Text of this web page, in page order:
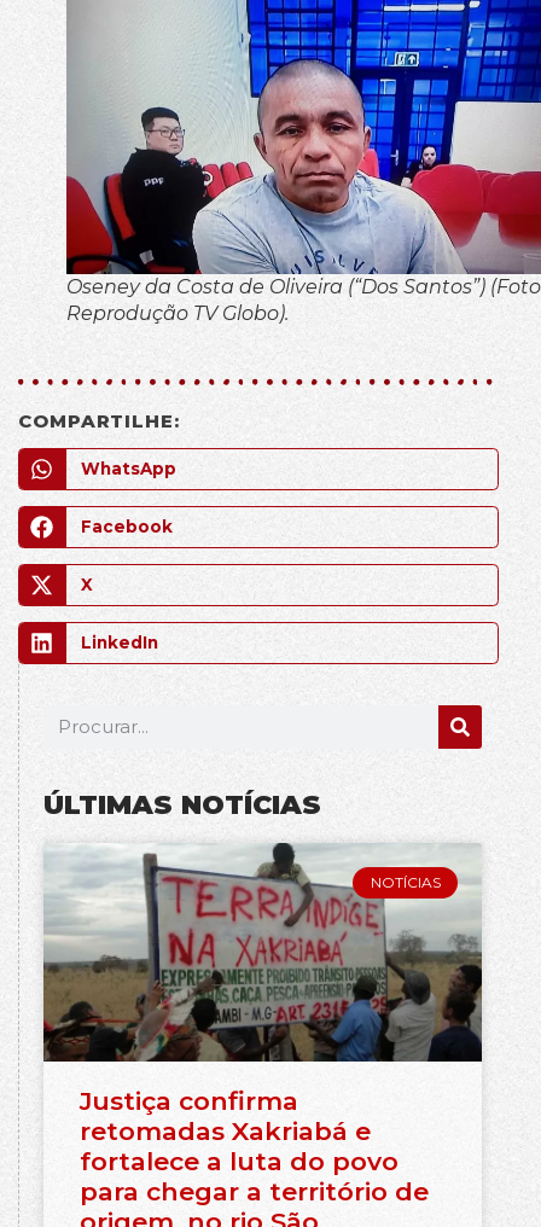
Oseney da Costa de Oliveira (“Dos Santos”)
Reprodução TV Globo).
COMPARTILHE:
WhatsApp
Facebook
X
LinkedIn
ÚLTIMAS NOTÍCIAS
NOTÍCIAS
Justiça confirma
retomadas Xakriabá e
fortalece a luta do povo
para chegar a território de